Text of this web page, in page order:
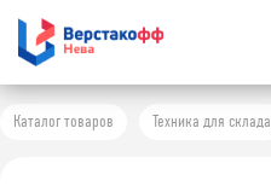
Каталог товаров Техника для склада